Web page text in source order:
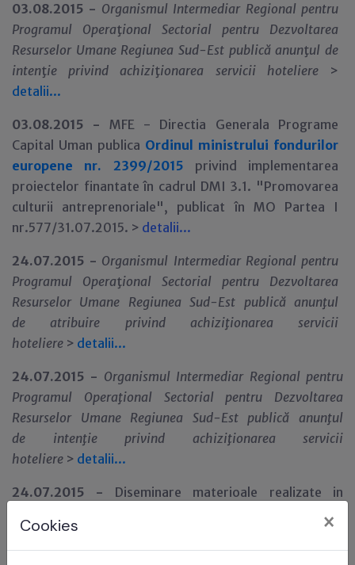
Cookies ×
03.08.2015 - Organismul Intermediar Regional pentru
Programul Operaţional Sectorial pentru Dezvoltarea
Resurselor Umane Regiunea Sud-Est publică anunţul de
intenţie privind achiziţionarea servicii hoteliere >
detalii...
03.08.2015 - MFE - Directia Generala Programe
Capital Uman publica Ordinul ministrului fondurilor
europene nr. 2399/2015 privind implementarea
proiectelor finantate în cadrul DMI 3.1. "Promovarea
culturii antreprenoriale", publicat în MO Partea I
nr.577/31.07.2015. > detalii...
24.07.2015 - Organismul Intermediar Regional pentru
Programul Operaţional Sectorial pentru Dezvoltarea
Resurselor Umane Regiunea Sud-Est publică anunţul
deatribuire privind achiziţionarea servicii
hoteliere > detalii...
24.07.2015 - Organismul Intermediar Regional pentru
Programul Operaţional Sectorial pentru Dezvoltarea
Resurselor Umane Regiunea Sud-Estpublică anunţul
de intenţieprivind achiziţionarea servicii
hoteliere > detalii...
24.07.2015 - Diseminare materioale realizate in
Effective coordination
of control systems for preventing fraud with Structural
Funds in New EU Member States, finanțată prin